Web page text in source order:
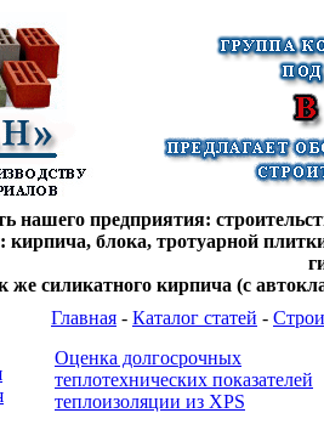
нашего предприятия:
кирпича, блока, тротуарной
же силикатного кирпича (с
Главная - Каталог статей -
Оценка долгосрочных
теплотехнических показателей
теплоизоляции из XPS